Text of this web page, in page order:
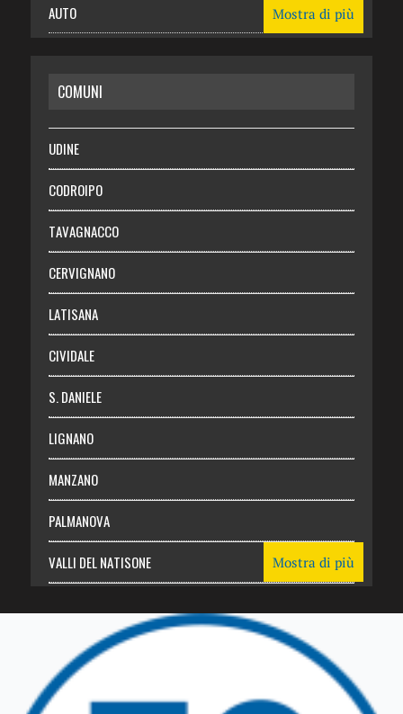
AUTO
RISPARMIO
SALUTE
Necrologie
Chi siamo
Abbonati
Login
Mostra di più
COMUNI
UDINE
CODROIPO
TAVAGNACCO
CERVIGNANO
LATISANA
CIVIDALE
S. DANIELE
LIGNANO
MANZANO
PALMANOVA
VALLI DEL NATISONE
TRICESIMO
TARCENTO
Mostra di più